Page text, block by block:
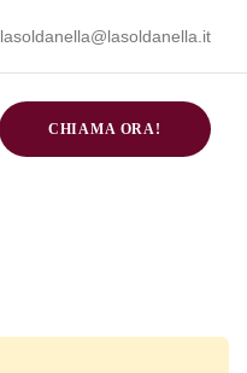
lasoldanella@lasoldanella.it
CHIAMA ORA!